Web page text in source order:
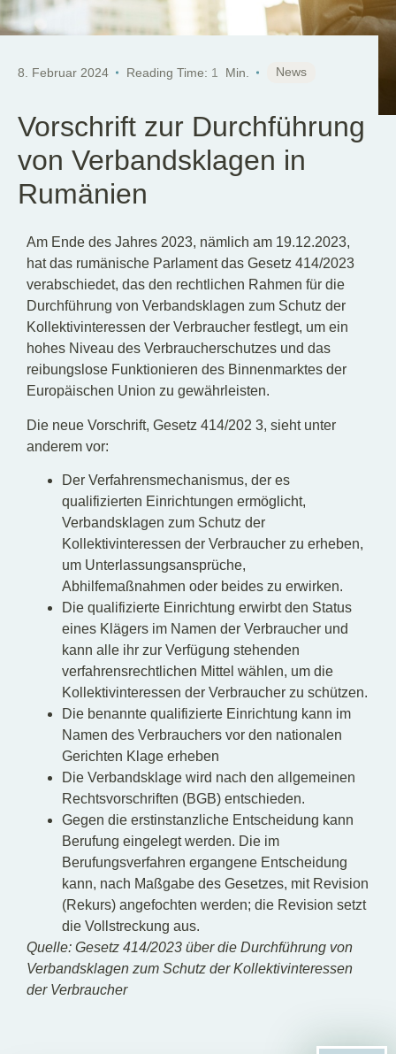
8. Februar 2024 Reading Time: 1 Min. News
Vorschrift zur Durchführung
von Verbandsklagen in
Rumänien
Am Ende des Jahres 2023, nämlich am 19.12.2023,
hat das rumänische Parlament das Gesetz 414/2023
verabschiedet, das den rechtlichen Rahmen für die
Durchführung von Verbandsklagen zum Schutz der
Kollektivinteressen der Verbraucher festlegt, um ein
hohes Niveau des Verbraucherschutzes und das
reibungslose Funktionieren des Binnenmarktes der
Europäischen Union zu gewährleisten.
Die neue Vorschrift, Gesetz 414/202 3, sieht unter
anderem vor:
Der Verfahrensmechanismus, der es
qualifizierten Einrichtungen ermöglicht,
Verbandsklagen zum Schutz der
Kollektivinteressen der Verbraucher zu erheben,
um Unterlassungsansprüche,
Abhilfemaßnahmen oder beides zu erwirken.
Die qualifizierte Einrichtung erwirbt den Status
eines Klägers im Namen der Verbraucher und
kann alle ihr zur Verfügung stehenden
verfahrensrechtlichen Mittel wählen, um die
Kollektivinteressen der Verbraucher zu schützen.
Die benannte qualifizierte Einrichtung kann im
Namen des Verbrauchers vor den nationalen
Gerichten Klage erheben
Die Verbandsklage wird nach den allgemeinen
Rechtsvorschriften (BGB) entschieden.
Gegen die erstinstanzliche Entscheidung kann
Berufung eingelegt werden. Die im
Berufungsverfahren ergangene Entscheidung
kann, nach Maßgabe des Gesetzes, mit Revision
(Rekurs) angefochten werden; die Revision setzt
die Vollstreckung aus.
Quelle: Gesetz 414/2023 über die Durchführung von
Verbandsklagen zum Schutz der Kollektivinteressen
der Verbraucher